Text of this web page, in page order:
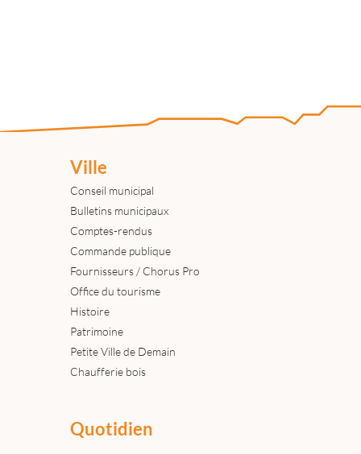
Ville
Conseil municipal
Bulletins municipaux
Comptes-rendus
Commande publique
Fournisseurs / Chorus Pro
Office du tourisme
Histoire
Patrimoine
Petite Ville de Demain
Chaufferie bois
Quotidien